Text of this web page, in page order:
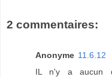
2 commentaires:
Anonyme 11.6.12
IL n'y a aucun